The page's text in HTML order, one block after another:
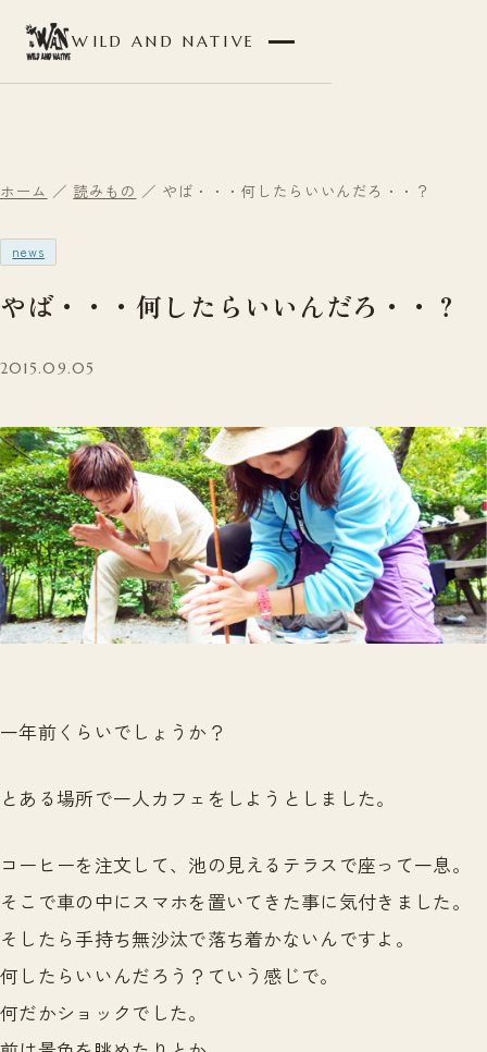
WILD AND NATIVE
ホーム ／ 読みもの ／ やば・・・何したらいいんだろ・・？
news
やば・・・何したらいいんだろ・・？
2015.09.05
一年前くらいでしょうか？
とある場所で一人カフェをしようとしました。
コーヒーを注文して、池の見えるテラスで座って一息。
そこで車の中にスマホを置いてきた事に気付きました。
そしたら手持ち無沙汰で落ち着かないんですよ。
何したらいいんだろう？ていう感じで。
何だかショックでした。